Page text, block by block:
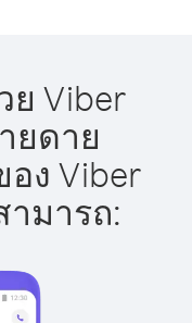
ย Viber
ยดาย
ง Viber
มารถ: